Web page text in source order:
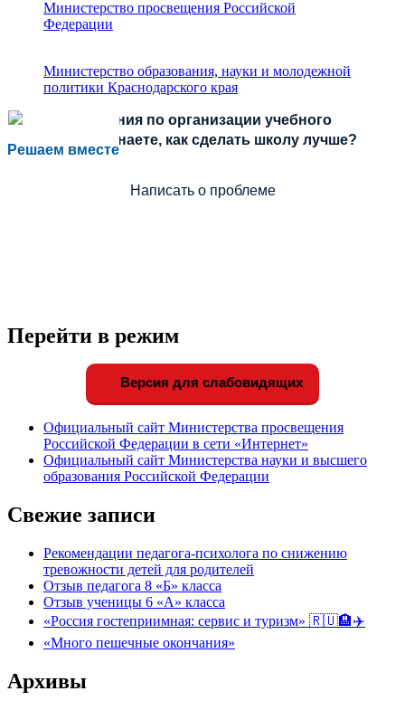
Министерство просвещения Российской
Федерации
Министерство образования, науки и молодежной
политики Краснодарского края
Решаем вместе
Есть предложения по организации учебного
процесса или знаете, как сделать школу лучше?
Написать о проблеме
Перейти в режим
Версия для слабовидящих
Официальный сайт Министерства просвещения
Российской Федерации в сети «Интернет»
Официальный сайт Министерства науки и высшего
образования Российской Федерации
Свежие записи
Рекомендации педагога-психолога по снижению
тревожности детей для родителей
Отзыв педагога 8 «Б» класса
Отзыв ученицы 6 «А» класса
«Россия гостеприимная: сервис и туризм» 🇷🇺🏨✈️
«Много пешечные окончания»
Архивы